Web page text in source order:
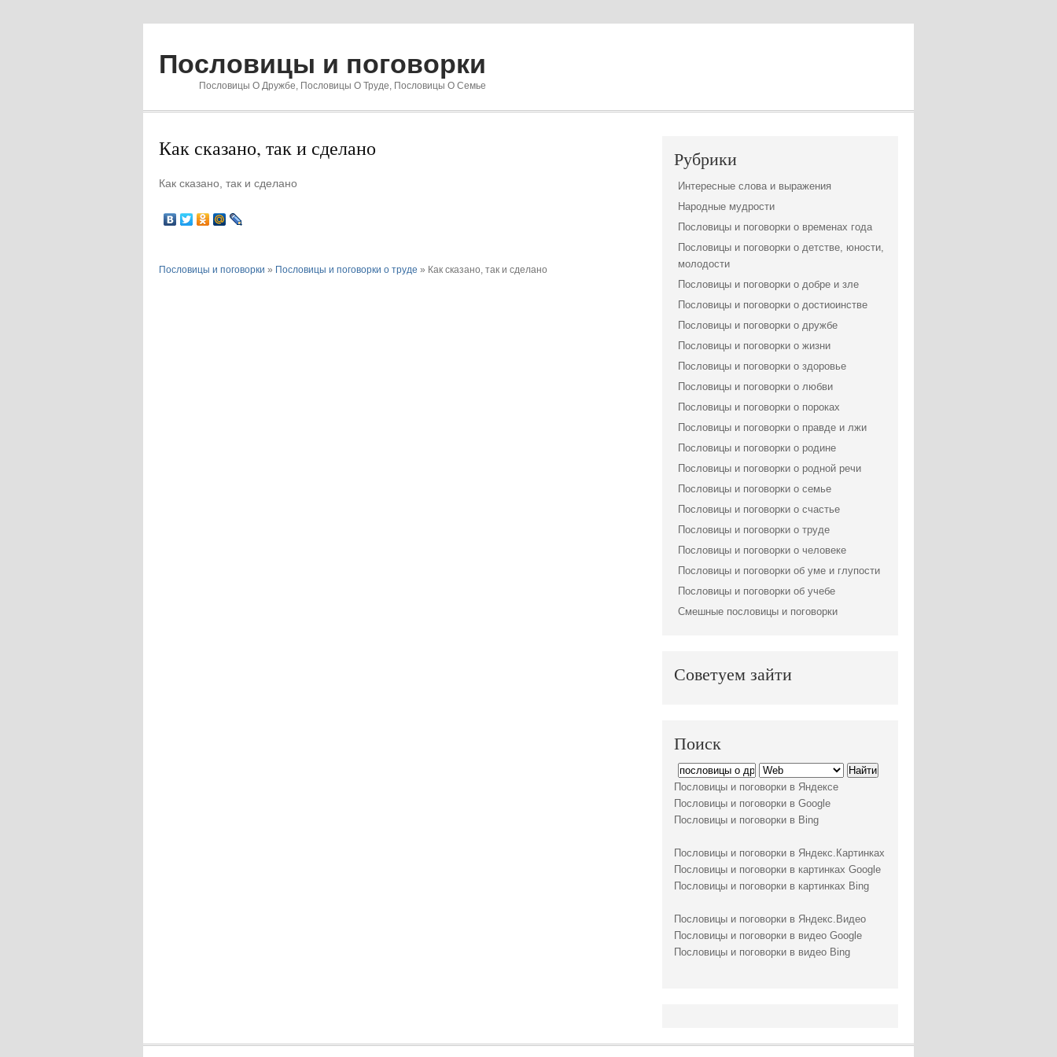
Пословицы и поговорки
Пословицы О Дружбе, Пословицы О Труде, Пословицы О Семье
Как сказано, так и сделано
Как сказано, так и сделано
Пословицы и поговорки » Пословицы и поговорки о труде » Как сказано, так и сделано
Рубрики
Интересные слова и выражения
Народные мудрости
Пословицы и поговорки о временах года
Пословицы и поговорки о детстве, юности,
молодости
Пословицы и поговорки о добре и зле
Пословицы и поговорки о достиоинстве
Пословицы и поговорки о дружбе
Пословицы и поговорки о жизни
Пословицы и поговорки о здоровье
Пословицы и поговорки о любви
Пословицы и поговорки о пороках
Пословицы и поговорки о правде и лжи
Пословицы и поговорки о родине
Пословицы и поговорки о родной речи
Пословицы и поговорки о семье
Пословицы и поговорки о счастье
Пословицы и поговорки о труде
Пословицы и поговорки о человеке
Пословицы и поговорки об уме и глупости
Пословицы и поговорки об учебе
Смешные пословицы и поговорки
Советуем зайти
Поиск
Пословицы и поговорки в Яндексе
Пословицы и поговорки в Google
Пословицы и поговорки в Bing
Пословицы и поговорки в Яндекс.Картинках
Пословицы и поговорки в картинках Google
Пословицы и поговорки в картинках Bing
Пословицы и поговорки в Яндекс.Видео
Пословицы и поговорки в видео Google
Пословицы и поговорки в видео Bing